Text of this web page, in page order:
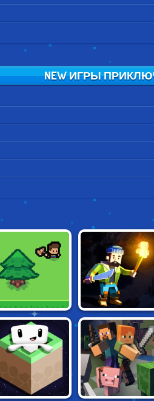
THIS ISLAND OF
MINE
CUBE CRAFT
SURVIVAL
NEW ИГРЫ